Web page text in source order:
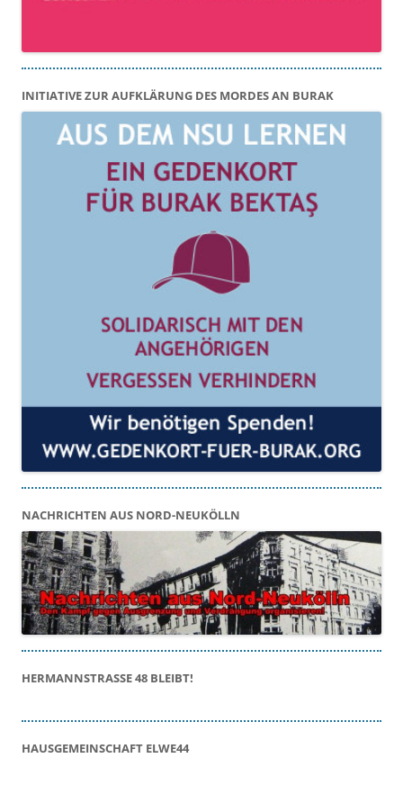
INITIATIVE ZUR AUFKLÄRUNG DES MORDES AN BURAK
NACHRICHTEN AUS NORD-NEUKÖLLN
HERMANNSTRASSE 48 BLEIBT!
HAUSGEMEINSCHAFT ELWE44